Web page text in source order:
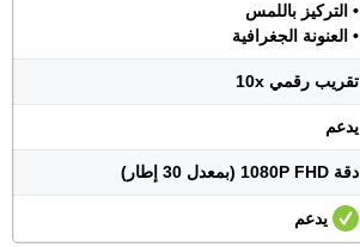
• التركيز باللمس
• العنونة الجغرافية
تقريب رقمي 10x
يدعم
دقة 1080P FHD (بمعدل 30 إطار)
يدعم